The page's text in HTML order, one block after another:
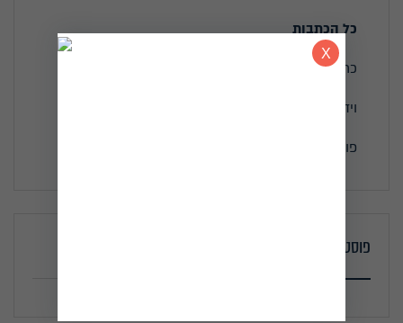
כל הכתבות
כתבו עלי
וידאו
פודקאסטים
פוסטים אחרונים